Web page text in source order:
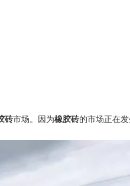
砖市场。因为橡胶砖的市场正在